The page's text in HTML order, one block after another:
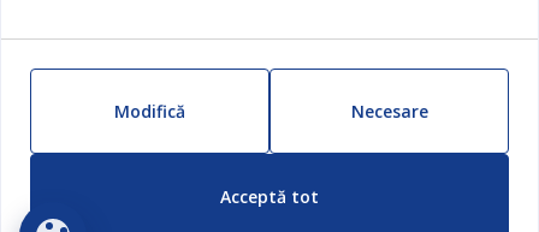
Produse noi
ZILNIC PREȚ MIC
Reclamații
Modifică Necesare
Acceptă tot